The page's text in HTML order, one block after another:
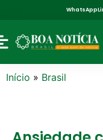
WhatsApp
Início » Brasil